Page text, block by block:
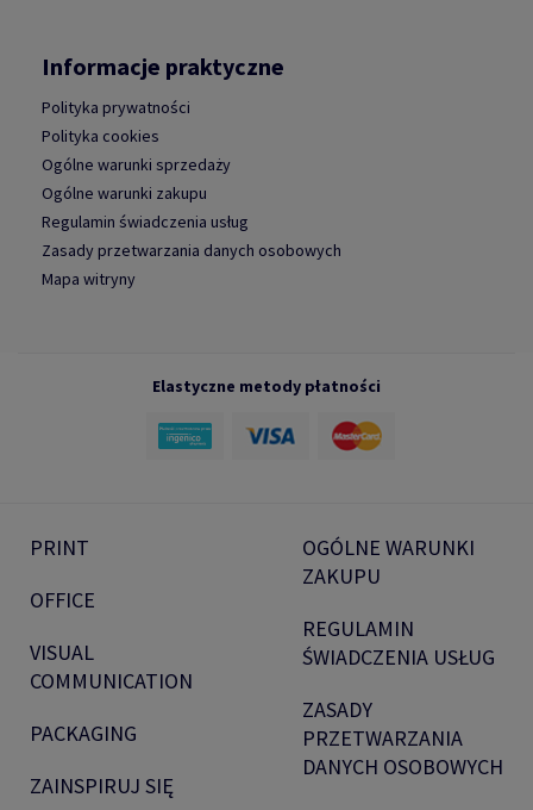
Informacje praktyczne
Polityka prywatności
Polityka cookies
Ogólne warunki sprzedaży
Ogólne warunki zakupu
Regulamin świadczenia usług
Zasady przetwarzania danych osobowych
Mapa witryny
Elastyczne metody płatności
PRINT
OFFICE
VISUAL
COMMUNICATION
PACKAGING
ZAINSPIRUJ SIĘ
OGÓLNE WARUNKI
ZAKUPU
REGULAMIN
ŚWIADCZENIA USŁUG
ZASADY
PRZETWARZANIA
DANYCH OSOBOWYCH